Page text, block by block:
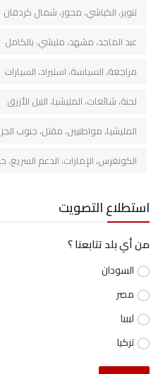
تنوير، الكباشي، محور، شمال كردفان
عبد الماجد، مشهد، مليشي، بالكامل
مراجعة، السياسة، استيراد، السيارات
لجنة، شائعات، المليشيا، النيل الأزرق
المليشيا، مواطنيين، مقتل، جنوب
الكونغرس، الإمارات، الدعم السريع،
استطلاع التصويت
من أي بلد تتابعنا ؟
السودان
مصر
ليبيا
تركيا